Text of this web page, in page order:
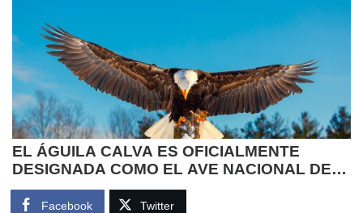
EL ÁGUILA CALVA ES OFICIALMENTE
DESIGNADA COMO EL AVE NACIONAL DE
ESTADOS UNIDOS
Facebook Twitter